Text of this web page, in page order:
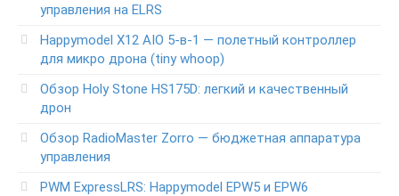
управления на ELRS
Happymodel X12 AIO 5-в-1 — полетный контроллер
для микро дрона (tiny whoop)
Обзор Holy Stone HS175D: легкий и качественный
дрон
Обзор RadioMaster Zorro — бюджетная аппаратура
управления
PWM ExpressLRS: Happymodel EPW5 и EPW6